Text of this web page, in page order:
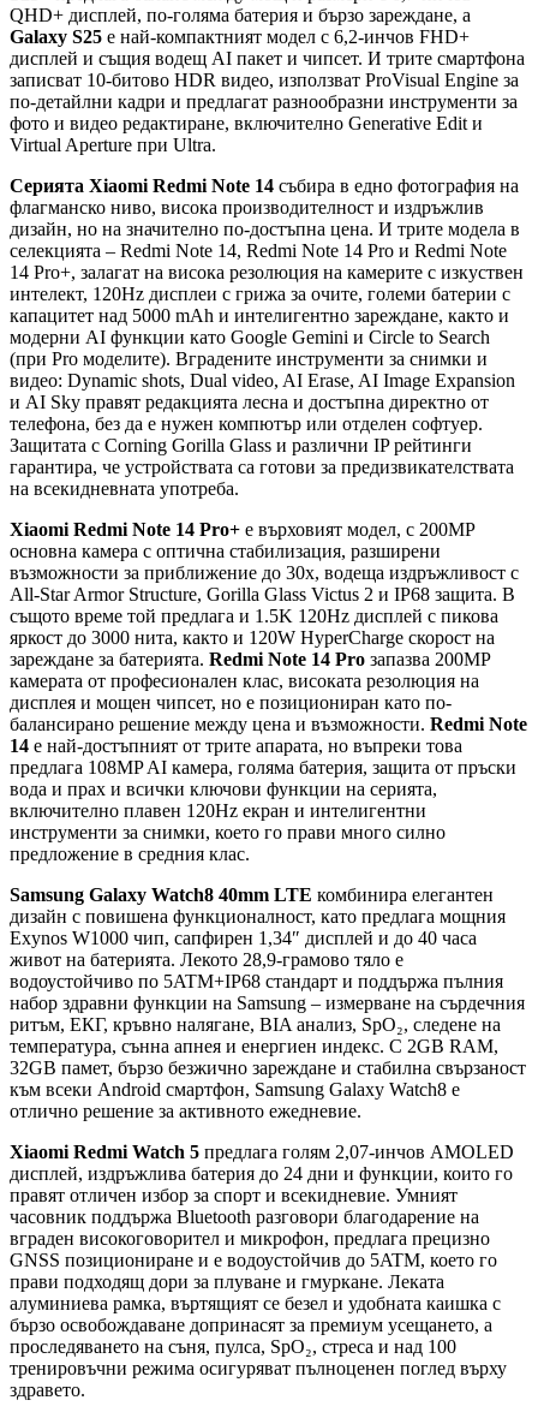
QHD+ дисплей, по-голяма батерия и бързо зареждане, а
Galaxy S25 е най-компактният модел с 6,2-инчов FHD+
дисплей и същия водещ AI пакет и чипсет. И трите смартфона
записват 10-битово HDR видео, използват ProVisual Engine за
по-детайлни кадри и предлагат разнообразни инструменти за
фото и видео редактиране, включително Generative Edit и
Virtual Aperture при Ultra.
Серията Xiaomi Redmi Note 14 събира в едно фотография на
флагманско ниво, висока производителност и издръжлив
дизайн, но на значително по-достъпна цена. И трите модела в
селекцията – Redmi Note 14, Redmi Note 14 Pro и Redmi Note
14 Pro+, залагат на висока резолюция на камерите с изкуствен
интелект, 120Hz дисплеи с грижа за очите, големи батерии с
капацитет над 5000 mAh и интелигентно зареждане, както и
модерни AI функции като Google Gemini и Circle to Search
(при Pro моделите). Вградените инструменти за снимки и
видео: Dynamic shots, Dual video, AI Erase, AI Image Expansion
и AI Sky правят редакцията лесна и достъпна директно от
телефона, без да е нужен компютър или отделен софтуер.
Защитата с Corning Gorilla Glass и различни IP рейтинги
гарантира, че устройствата са готови за предизвикателствата
на всекидневната употреба.
Xiaomi Redmi Note 14 Pro+ е върховият модел, с 200MP
основна камера с оптична стабилизация, разширени
възможности за приближение до 30х, водеща издръжливост с
All-Star Armor Structure, Gorilla Glass Victus 2 и IP68 защита. В
същото време той предлага и 1.5K 120Hz дисплей с пикова
яркост до 3000 нита, както и 120W HyperCharge скорост на
зареждане за батерията. Redmi Note 14 Pro запазва 200MP
камерата от професионален клас, високата резолюция на
дисплея и мощен чипсет, но е позициониран като по-
балансирано решение между цена и възможности. Redmi Note
14 е най-достъпният от трите апарата, но въпреки това
предлага 108MP AI камера, голяма батерия, защита от пръски
вода и прах и всички ключови функции на серията,
включително плавен 120Hz екран и интелигентни
инструменти за снимки, което го прави много силно
предложение в средния клас.
Samsung Galaxy Watch8 40mm LTE комбинира елегантен
дизайн с повишена функционалност, като предлага мощния
Exynos W1000 чип, сапфирен 1,34″ дисплей и до 40 часа
живот на батерията. Лекото 28,9-грамово тяло е
водоустойчиво по 5ATM+IP68 стандарт и поддържа пълния
набор здравни функции на Samsung – измерване на сърдечния
ритъм, ЕКГ, кръвно налягане, BIA анализ, SpO₂, следене на
температура, сънна апнея и енергиен индекс. С 2GB RAM,
32GB памет, бързо безжично зареждане и стабилна свързаност
към всеки Android смартфон, Samsung Galaxy Watch8 е
отлично решение за активното ежедневие.
Xiaomi Redmi Watch 5 предлага голям 2,07-инчов AMOLED
дисплей, издръжлива батерия до 24 дни и функции, които го
правят отличен избор за спорт и всекидневие. Умният
часовник поддържа Bluetooth разговори благодарение на
вграден високоговорител и микрофон, предлага прецизно
GNSS позициониране и е водоустойчив до 5ATM, което го
прави подходящ дори за плуване и гмуркане. Леката
алуминиева рамка, въртящият се безел и удобната каишка с
бързо освобождаване допринасят за премиум усещането, а
проследяването на съня, пулса, SpO₂, стреса и над 100
тренировъчни режима осигуряват пълноценен поглед върху
здравето.